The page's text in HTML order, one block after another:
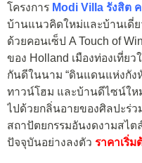
โครงการ Modi Villa รังสิต
บ้านแนวคิดใหม่และบ้านเดี่
ด้วยคอนเซ็ป A Touch of
ของ Holland เมืองท่องเที่ย
กันดีในนาม “ดินแดนแห่งกัง
ทาวน์โฮม และบ้านดีไซน์ให
ไปด้วยกลิ่นอายของศิลปะร่
สถาปัตยกรรมอันงดงามสไ
ปัจจุบันอย่างลงตัว ราคาเริ่